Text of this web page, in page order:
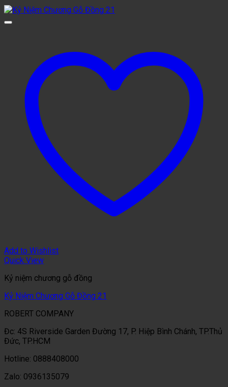
Add to Wishlist
Quick View
Kỷ niệm chương gỗ đồng
Kỷ Niệm Chương Gỗ Đồng 21
ROBERT COMPANY
Đc: 4S Riverside Garden Đường 17, P. Hiệp Bình Chánh, TP.Thủ
Đức, TP.HCM
Hotline: 0888408000
Zalo: 0936135079